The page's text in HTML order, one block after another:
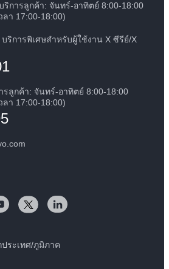
ไหล่
IMEI
ประกันของ vivo
การคืนค่า Log
วีโว่
ริการลูกค้า: จันทร์-อาทิตย์ 8:00-18:00
ลา 17:00-18:00)
ริการพิเศษสำหรับผู้ใช้งาน X ซีรีย์/X
รลูกค้า: จันทร์-อาทิตย์ 8:00-18:00
ลา 17:00-18:00)
ประเทศ/ภูมิภาค